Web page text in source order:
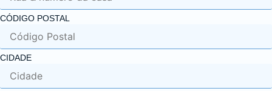
CÓDIGO POSTAL
CIDADE